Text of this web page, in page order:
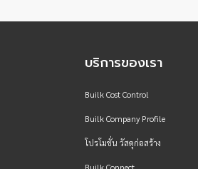
บริการของเรา
Builk Cost Control
Builk Company Profile
โปรโมชั่น วัสดุก่อสร้าง
Builk Connect